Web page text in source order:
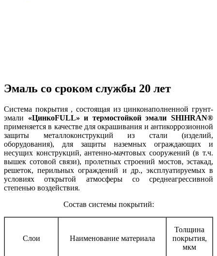
Эмаль со сроком службы 20 лет
Система покрытия , состоящая из цинконаполненной грунт-
эмали «ЦинкоFULL» и термостойкой эмали SHIHRAN®
применяется в качестве для окрашивания и антикоррозионной
защиты металлоконструкций из стали (изделий,
оборудования), для защиты наземных ограждающих и
несущих конструкций, антенно-мачтовых сооружений (в т.ч.
вышек сотовой связи), пролетных строений мостов, эстакад,
решеток, перильных ограждений и др., эксплуатируемых в
условиях открытой атмосферы со среднеагрессивной
степенью воздействия.
Состав системы покрытий:
Слои Наименование материала
Толщина
покрытия,
мкм